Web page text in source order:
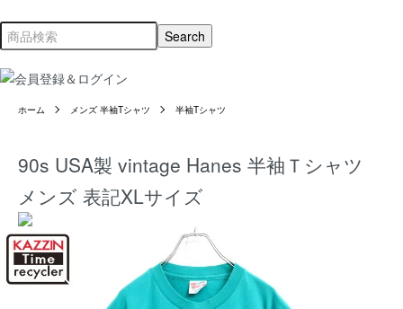
ホーム メンズ 半袖Tシャツ 半袖Tシャツ
90s USA製 vintage Hanes 半袖Ｔシャツ
メンズ 表記XLサイズ